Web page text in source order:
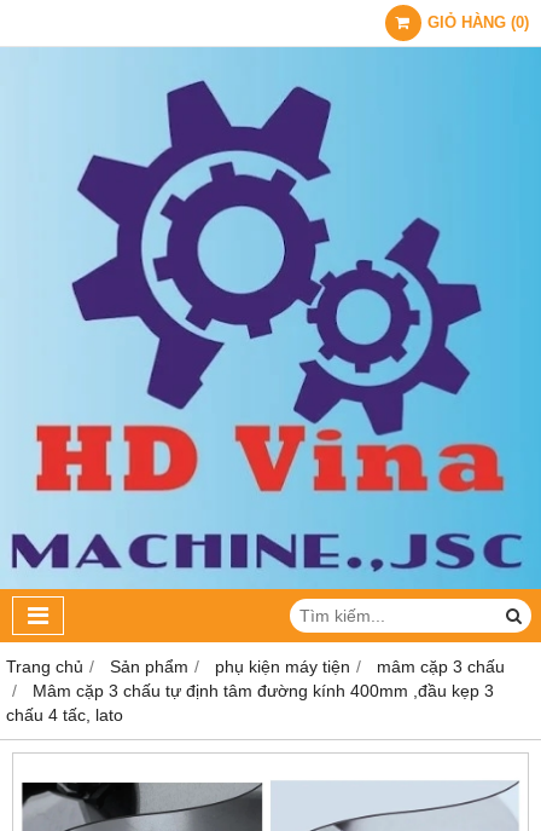
GIỎ HÀNG (0)
Trang chủ Sản phẩm phụ kiện máy tiện
mâm cặp 3 chấu
Mâm cặp 3 chấu tự định tâm đường kính 400mm ,đầu kẹp 3
chấu 4 tấc, lato